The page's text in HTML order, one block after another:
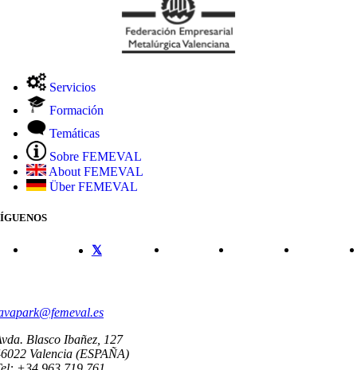
Servicios
Formación
Temáticas
Sobre FEMEVAL
About FEMEVAL
Über FEMEVAL
Blasco Ibañez, 127
Valencia (ESPAÑA)